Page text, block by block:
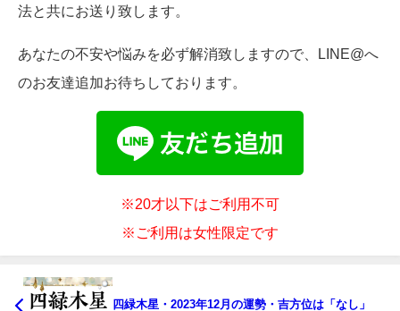
法と共にお送り致します。
あなたの不安や悩みを必ず解消致しますので、LINE@へ
のお友達追加お待ちしております。
※20才以下はご利用不可
※ご利用は女性限定です
四緑木星・2023年12月の運勢・吉方位は「なし」